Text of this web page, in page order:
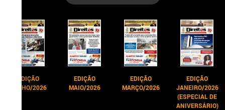
EDIÇÃO
JUNHO/2026
EDIÇÃO
MAIO/2026
EDIÇÃO
MARÇO/2026
EDIÇÃO
JANEIRO/2026
(ESPECIAL DE
ANIVERSÁRIO)